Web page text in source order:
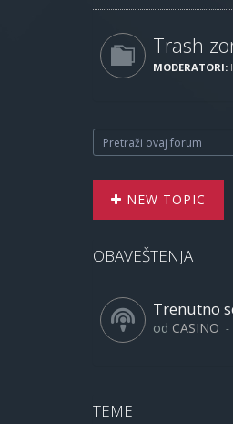
Trash
MODERATORI:
NEW TOPIC
OBAVEŠTENJA
Trenutno
od CASINO -
TEME